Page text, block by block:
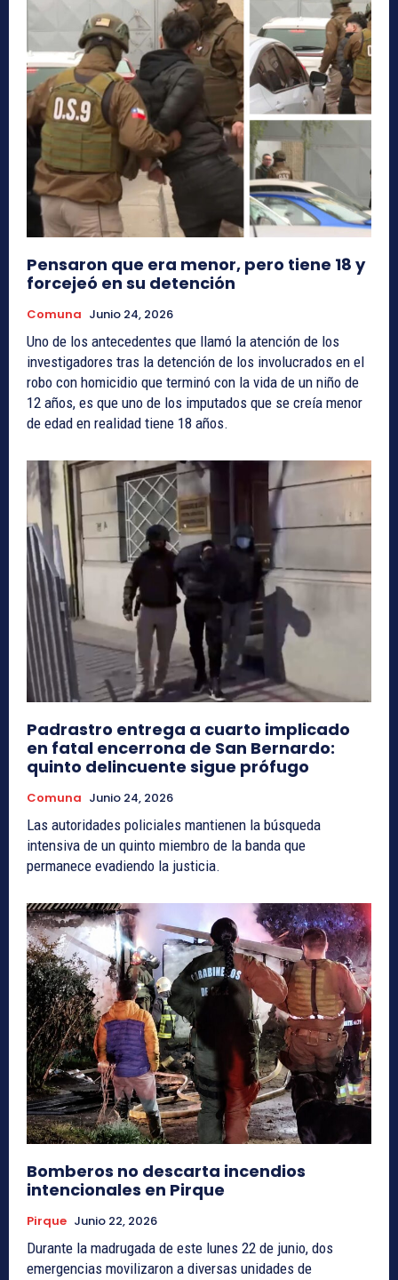
Pensaron que era menor, pero tiene 18 y
forcejeó en su detención
Comuna Junio 24, 2026
Uno de los antecedentes que llamó la atención de los
investigadores tras la detención de los involucrados en el
robo con homicidio que terminó con la vida de un niño de
12 años, es que uno de los imputados que se creía menor
de edad en realidad tiene 18 años.
Padrastro entrega a cuarto implicado
en fatal encerrona de San Bernardo:
quinto delincuente sigue prófugo
Comuna Junio 24, 2026
Las autoridades policiales mantienen la búsqueda
intensiva de un quinto miembro de la banda que
permanece evadiendo la justicia.
Bomberos no descarta incendios
intencionales en Pirque
Pirque Junio 22, 2026
Durante la madrugada de este lunes 22 de junio, dos
emergencias movilizaron a diversas unidades de